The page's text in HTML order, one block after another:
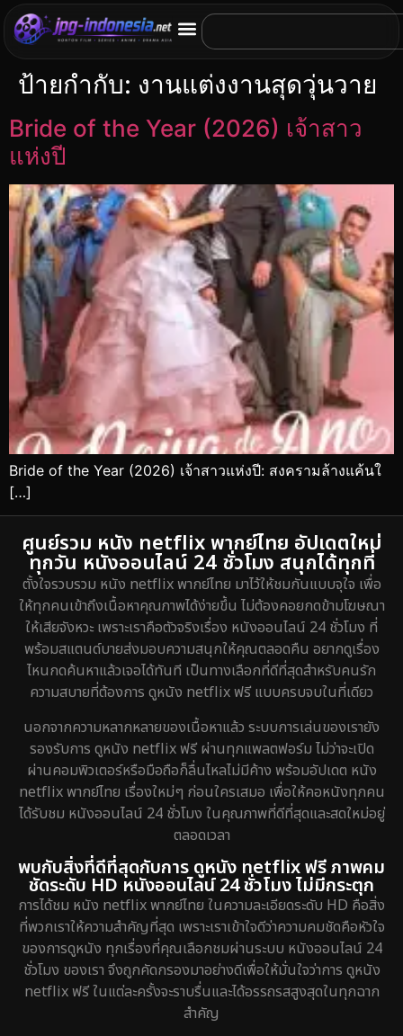
ป้ายกำกับ: งานแต่งงานสุดวุ่นวาย
Bride of the Year (2026) เจ้าสาว
แห่งปี
Bride of the Year (2026) เจ้าสาวแห่งปี: สงครามล้างแค้นใ
[…]
ศูนย์รวม หนัง netflix พากย์ไทย อัปเดตใหม่
ทุกวัน หนังออนไลน์ 24 ชั่วโมง สนุกได้ทุกที่
ตั้งใจรวบรวม หนัง netflix พากย์ไทย มาไว้ให้ชมกันแบบจุใจ เพื่อ
ให้ทุกคนเข้าถึงเนื้อหาคุณภาพได้ง่ายขึ้น ไม่ต้องคอยกดข้ามโฆษณา
ให้เสียจังหวะ เพราะเราคือตัวจริงเรื่อง หนังออนไลน์ 24 ชั่วโมง ที่
พร้อมสแตนด์บายส่งมอบความสนุกให้คุณตลอดคืน อยากดูเรื่อง
ไหนกดค้นหาแล้วเจอได้ทันที เป็นทางเลือกที่ดีที่สุดสำหรับคนรัก
ความสบายที่ต้องการ ดูหนัง netflix ฟรี แบบครบจบในที่เดียว
นอกจากความหลากหลายของเนื้อหาแล้ว ระบบการเล่นของเรายัง
รองรับการ ดูหนัง netflix ฟรี ผ่านทุกแพลตฟอร์ม ไม่ว่าจะเปิด
ผ่านคอมพิวเตอร์หรือมือถือก็ลื่นไหลไม่มีค้าง พร้อมอัปเดต หนัง
netflix พากย์ไทย เรื่องใหม่ๆ ก่อนใครเสมอ เพื่อให้คอหนังทุกคน
ได้รับชม หนังออนไลน์ 24 ชั่วโมง ในคุณภาพที่ดีที่สุดและสดใหม่อยู่
ตลอดเวลา
พบกับสิ่งที่ดีที่สุดกับการ ดูหนัง netflix ฟรี ภาพคม
ชัดระดับ HD หนังออนไลน์ 24 ชั่วโมง ไม่มีกระตุก
การได้ชม หนัง netflix พากย์ไทย ในความละเอียดระดับ HD คือสิ่ง
ที่พวกเราให้ความสำคัญที่สุด เพราะเราเข้าใจดีว่าความคมชัดคือหัวใจ
ของการดูหนัง ทุกเรื่องที่คุณเลือกชมผ่านระบบ หนังออนไลน์ 24
ชั่วโมง ของเรา จึงถูกคัดกรองมาอย่างดีเพื่อให้มั่นใจว่าการ ดูหนัง
netflix ฟรี ในแต่ละครั้งจะราบรื่นและได้อรรถรสสูงสุดในทุกฉาก
สำคัญ